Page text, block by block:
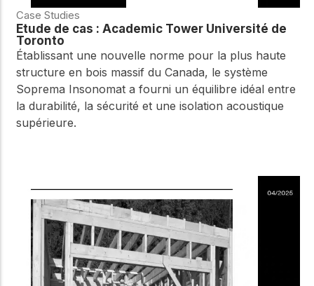
Case Studies
Étude de cas : Academic Tower Université de
Toronto
Établissant une nouvelle norme pour la plus haute
structure en bois massif du Canada, le système
Soprema Insonomat a fourni un équilibre idéal entre
la durabilité, la sécurité et une isolation acoustique
supérieure.